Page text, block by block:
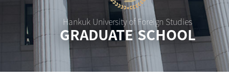
Hankuk University of Foreign Studies
GRADUATE SCHOOL